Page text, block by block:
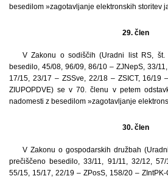
besedilom »zagotavljanje elektronskih storitev
29. člen
V Zakonu o sodiščih (Uradni list RS, št.
besedilo, 45/08, 96/09, 86/10 – ZJNepS, 33/
17/15, 23/17 – ZSSve, 22/18 – ZSICT, 16/19
ZIUPOPDVE) se v 70. členu v petem
nadomesti z besedilom »zagotavljanje
30. člen
V Zakonu o gospodarskih družbah
prečiščeno besedilo, 33/11, 91/11, 32/12,
55/15, 15/17, 22/19 – ZPosS, 158/20 –